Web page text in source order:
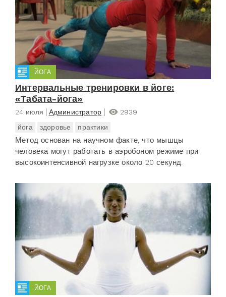
ЙОГА
Интервальные тренировки в йоге:
«Табата-йога»
24 июля Администратор
2939
йога
здоровье практики
Метод основан на научном факте, что мышцы
человека могут работать в аэробоном режиме при
высокоинтенсивной нагрузке около 20 секунд.
ЙОГА